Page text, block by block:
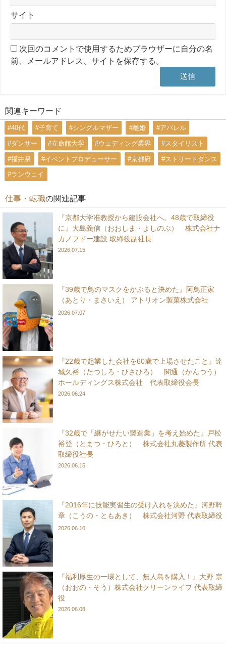
サイト
次回のコメントで使用するためブラウザーに自分の名
前、メールアドレス、サイトを保存する。
関連キーワード
#40代 #子育て #シングルマザー #離婚 #アパレル
#ダンサー #立命館大学 #ウェディング業界 #スタイリスト
#福井県 #イベントプロデューサー #京都府 #ストリートダンス
#ランウェイ
仕事・転職の関連記事
『京都大学准教授から建設会社へ。48歳で取締役
に』大島義信（おおしま・よしのぶ） 株式会社ナ
カノフドー建設 取締役副社長
2026.07.15
『39歳で鳥のマスクをかぶると決めた』阿鳥正家
（あとり・まさいえ） アトリオン製菓株式会社
2026.07.07
『22歳で起業した会社を60歳で上場させたこと』達
城久裕（たつしろ・ひさひろ） 関通（かんつう）
ホールディングス株式会社 代表取締役会長
2026.06.24
『32歳で「継がせたい製造業」を考え始めた』戸松
裕登（とまつ・ひろと） 株式会社丸菱製作所 代表
取締役社長
2026.06.15
『2016年に技能実習生の受け入れを決めた』河野幹
章（こうの・ともあき） 株式会社河野 代表取締役
2026.06.10
『福利厚生の一環として、無人島を購入！』大野 宗
（おおの・そう）株式会社クリーンライフ 代表取締
役
2026.06.08